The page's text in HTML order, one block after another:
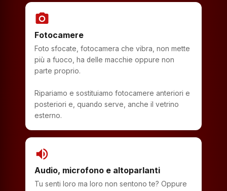
photo_camera
Fotocamere
Foto sfocate, fotocamera che vibra, non mette
più a fuoco, ha delle macchie oppure non
parte proprio.
Ripariamo e sostituiamo fotocamere anteriori e
posteriori e, quando serve, anche il vetrino
esterno.
volume_up
Audio, microfono e altoparlanti
Tu senti loro ma loro non sentono te? Oppure